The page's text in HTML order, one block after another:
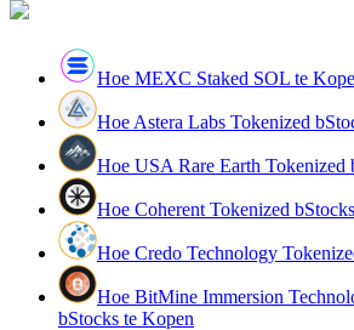
Handelsstrategieën
Leer hoe u winstgevend kunt blijven
Hoe MEXC Staked SOL te
Hoe Astera Labs Tokenized
Hoe USA Rare Earth Tokenized
Hoe Coherent Tokenized
Hoe Credo Technology
Hoe BitMine Immersion
bStocks te Kopen